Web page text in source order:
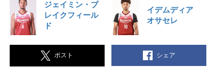
ジェイミン・ブ
レイクフィール
ド
イデムディア
オサセレ
ポスト シェア